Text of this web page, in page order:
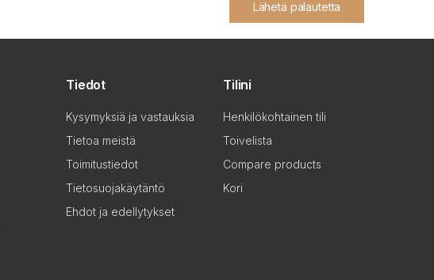
Lähetä palautetta
Tiedot
Kysymyksiä ja vastauksia
Tietoa meistä
Toimitustiedot
Tietosuojakäytäntö
Ehdot ja edellytykset
Tilini
Henkilökohtainen tili
Toivelista
Compare products
Kori